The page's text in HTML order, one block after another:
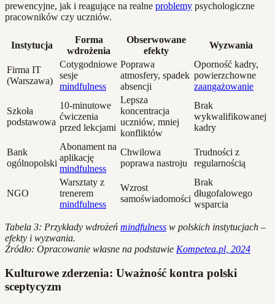
prewencyjne, jak i reagujące na realne problemy psychologiczne
pracowników czy uczniów.
Instytucja
Forma
wdrożenia
Obserwowane
efekty
Wyzwania
Firma IT
(Warszawa)
Cotygodniowe
sesje
mindfulness
Poprawa
atmosfery, spadek
absencji
Oporność kadry,
powierzchowne
zaangażowanie
Szkoła
podstawowa
10-minutowe
ćwiczenia
przed lekcjami
Lepsza
koncentracja
uczniów, mniej
konfliktów
Brak
wykwalifikowanej
kadry
Bank
ogólnopolski
Abonament na
aplikację
mindfulness
Chwilowa
poprawa nastroju
Trudności z
regularnością
NGO
Warsztaty z
trenerem
mindfulness
Wzrost
samoświadomości
Brak
długofalowego
wsparcia
Tabela 3: Przykłady wdrożeń mindfulness w polskich instytucjach –
efekty i wyzwania.
Źródło: Opracowanie własne na podstawie Kompetea.pl, 2024
Kulturowe zderzenia: Uważność kontra polski
sceptycyzm